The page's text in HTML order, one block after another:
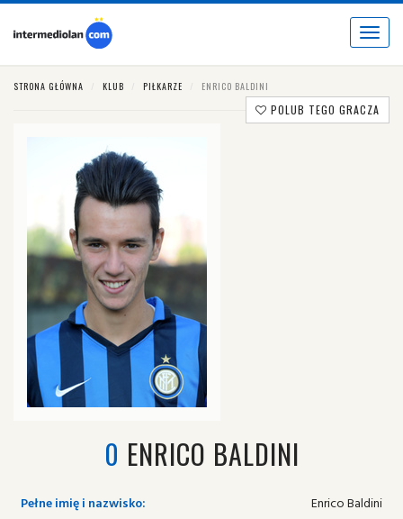
Toggle
STRONA GŁÓWNA KLUB PIŁKARZE ENRICO BALDINI
POLUB TEGO GRACZA
0 ENRICO BALDINI
Pełne imię i nazwisko:
Enrico Baldini